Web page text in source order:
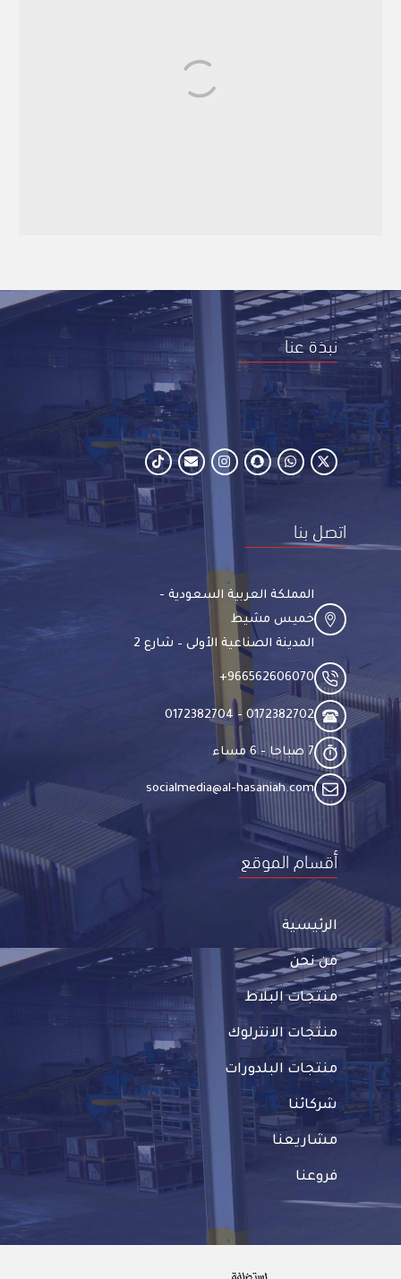
نبذة عنا
اتصل بنا
المملكة العربية السعودية -
خميس مشيط
المدينة الصناعية الأولى – شارع 2
966562606070​+
0172382702 - 0172382704​
7 صباحا - 6 مساء​
socialmedia@al-hasaniah.com​
أقسام الموقع
الرئيسية
من نحن
منتجات البلاط
منتجات الانترلوك
منتجات البلدورات
شركائنا
مشاريعنا
فروعنا